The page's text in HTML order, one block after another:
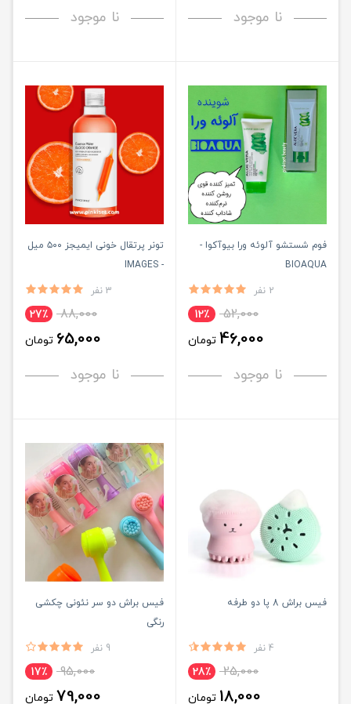
نا موجود نا موجود
فوم شستشو آلوئه ورا بیوآکوا -
BIOAQUA
2 نفر
52,000 12٪
46,000 تومان
نا موجود
تونر‌ پرتقال خونی ایمیجز ۵۰۰ میل
- IMAGES
3 نفر
88,000 27٪
65,000 تومان
نا موجود
فیس براش 8 پا دو طرفه
4 نفر
25,000 28٪
18,000 تومان
فیس براش دو سر نئونی چکشی
رنگی
9 نفر
95,000 17٪
79,000 تومان